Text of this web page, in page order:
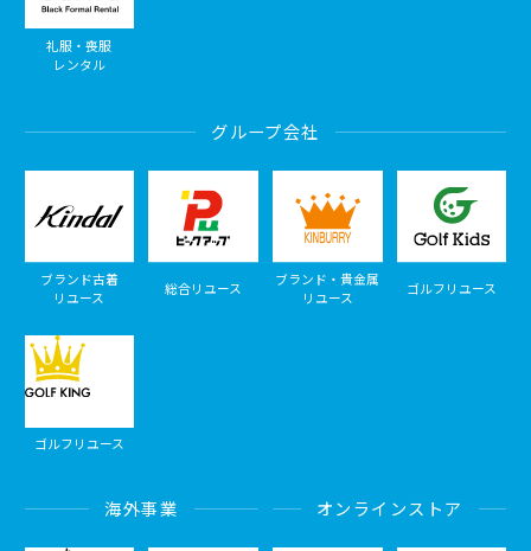
礼服・喪服
レンタル
グループ会社
ブランド古着
リユース
総合リユース
ブランド・貴金属
リユース
ゴルフリユース
ゴルフリユース
海外事業 オンラインストア